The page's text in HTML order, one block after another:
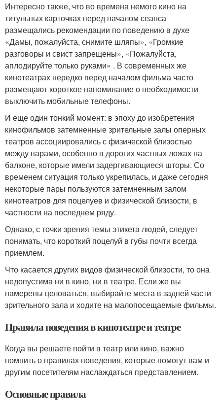
Интересно также, что во времена немого кино на
титульных карточках перед началом сеанса
размещались рекомендации по поведению в духе
«Дамы, пожалуйста, снимите шляпы», «Громкие
разговоры и свист запрещены», «Пожалуйста,
аплодируйте только руками» . В современных же
кинотеатрах нередко перед началом фильма часто
размещают короткое напоминание о необходимости
выключить мобильные телефоны.
И еще один тонкий момент: в эпоху до изобретения
кинофильмов затемненные зрительные залы оперных
театров ассоциировались с физической близостью
между парами, особенно в дорогих частных ложах на
балконе, которые имели задергивающиеся шторы. Со
временем ситуация только укрепилась, и даже сегодня
некоторые пары пользуются затемненным залом
кинотеатров для поцелуев и физической близости, в
частности на последнем ряду.
Однако, с точки зрения темы этикета людей, следует
понимать, что короткий поцелуй в губы почти всегда
приемлем.
Что касается других видов физической близости, то она
недопустима ни в кино, ни в театре. Если же вы
намерены целоваться, выбирайте места в задней части
зрительного зала и ходите на малопосещаемые фильмы.
Правила поведения в кинотеатре и театре
Когда вы решаете пойти в театр или кино, важно
помнить о правилах поведения, которые помогут вам и
другим посетителям наслаждаться представлением.
Основные правила